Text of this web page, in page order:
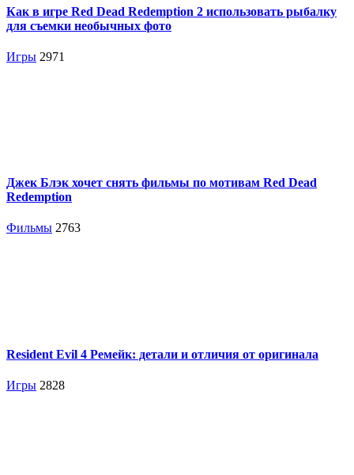
Как в игре Red Dead Redemption 2 использовать рыбалку
для съемки необычных фото
Игры 2971
Джек Блэк хочет снять фильмы по мотивам Red Dead
Redemption
Фильмы 2763
Resident Evil 4 Ремейк: детали и отличия от оригинала
Игры 2828